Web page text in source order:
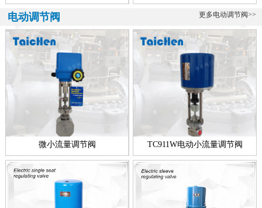
电动调节阀 更多电动调节阀>>
微小流量调节阀 TC911W电动小流量调节阀